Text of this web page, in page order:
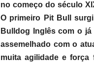
no começo do século
O primeiro Pit Bull
Bulldog Inglês com o
assemelhado com o
muita agilidade e força